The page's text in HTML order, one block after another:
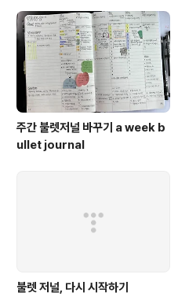
주간 불렛저널 바꾸기 a week b
ullet journal
불렛 저널, 다시 시작하기